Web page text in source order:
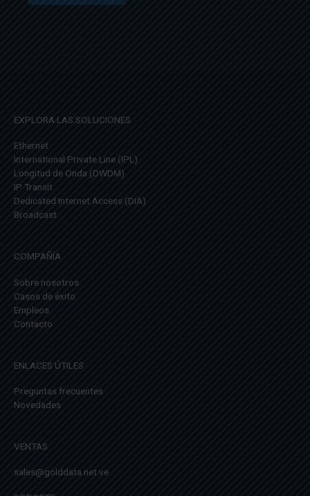
EXPLORA LAS SOLUCIONES
Ethernet
International Private Line (IPL)
Longitud de Onda (DWDM)
IP Transit
Dedicated Internet Access (DIA)
Broadcast
COMPAÑÍA
Sobre nosotros
Casos de éxito
Empleos
Contacto
ENLACES ÚTILES
Preguntas frecuentes
Novedades
VENTAS
sales@golddata.net.ve